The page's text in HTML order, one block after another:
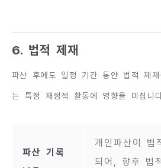
6. 법적 제재
파산 후에도 일정 기간 동안 법적 제
는 특정 재정적 활동에 영향을 미칩니
파산 기록
개인파산이 법
되어, 향후 법